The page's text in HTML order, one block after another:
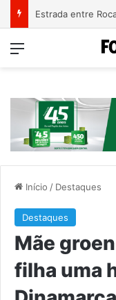
Menu
Início / Destaques
Destaques
Mãe
filha uma